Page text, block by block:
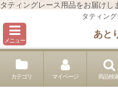
タティングレース用品をお届けし
タティン
メニュー
あと
カテゴリ マイページ 商品検